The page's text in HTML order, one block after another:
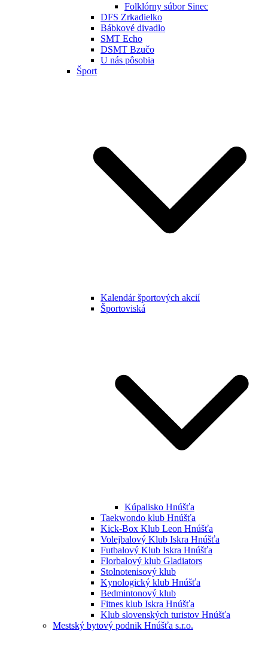
Folklórny súbor Sinec
DFS Zrkadielko
Bábkové divadlo
SMT Echo
DSMT Bzučo
U nás pôsobia
Šport
Kalendár športových akcií
Športoviská
Kúpalisko Hnúšťa
Taekwondo klub Hnúšťa
Kick-Box Klub Leon Hnúšťa
Volejbalový Klub Iskra Hnúšťa
Futbalový Klub Iskra Hnúšťa
Florbalový klub Gladiators
Stolnotenisový klub
Kynologický klub Hnúšťa
Bedmintonový klub
Fitnes klub Iskra Hnúšťa
Klub slovenských turistov Hnúšťa
Mestský bytový podnik Hnúšťa s.r.o.